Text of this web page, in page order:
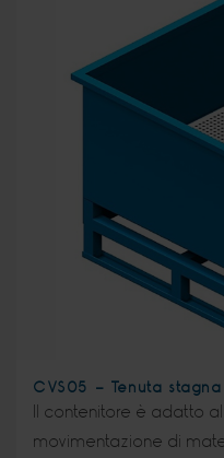
CVS05 - Tenuta stagna
Il contenitore è adatto
movimentazione di